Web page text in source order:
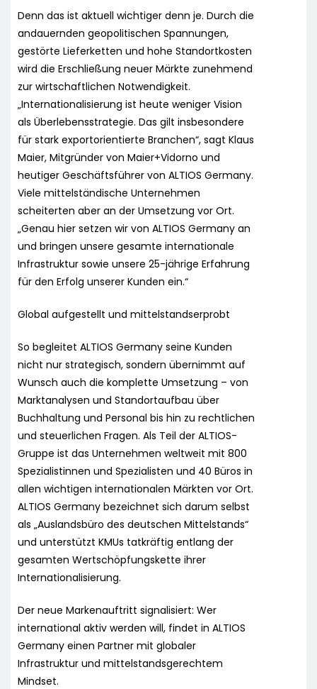
Denn das ist aktuell wichtiger denn je. Durch die
andauernden geopolitischen Spannungen,
gestörte Lieferketten und hohe Standortkosten
wird die Erschließung neuer Märkte zunehmend
zur wirtschaftlichen Notwendigkeit.
„Internationalisierung ist heute weniger Vision
als Überlebensstrategie. Das gilt insbesondere
für stark exportorientierte Branchen“, sagt Klaus
Maier, Mitgründer von Maier+Vidorno und
heutiger Geschäftsführer von ALTIOS Germany.
Viele mittelständische Unternehmen
scheiterten aber an der Umsetzung vor Ort.
„Genau hier setzen wir von ALTIOS Germany an
und bringen unsere gesamte internationale
Infrastruktur sowie unsere 25-jährige Erfahrung
für den Erfolg unserer Kunden ein.“
Global aufgestellt und mittelstandserprobt
So begleitet ALTIOS Germany seine Kunden
nicht nur strategisch, sondern übernimmt auf
Wunsch auch die komplette Umsetzung – von
Marktanalysen und Standortaufbau über
Buchhaltung und Personal bis hin zu rechtlichen
und steuerlichen Fragen. Als Teil der ALTIOS-
Gruppe ist das Unternehmen weltweit mit 800
Spezialistinnen und Spezialisten und 40 Büros in
allen wichtigen internationalen Märkten vor Ort.
ALTIOS Germany bezeichnet sich darum selbst
als „Auslandsbüro des deutschen Mittelstands“
und unterstützt KMUs tatkräftig entlang der
gesamten Wertschöpfungskette ihrer
Internationalisierung.
Der neue Markenauftritt signalisiert: Wer
international aktiv werden will, findet in ALTIOS
Germany einen Partner mit globaler
Infrastruktur und mittelstandsgerechtem
Mindset.